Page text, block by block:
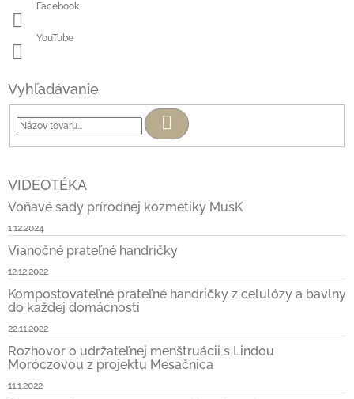
Facebook
YouTube
Vyhľadávanie
Hľadať
VIDEOTÉKA
Voňavé sady prírodnej kozmetiky MusK
1.12.2024
Vianočné prateľné handričky
12.12.2022
Kompostovateľné prateľné handričky z celulózy a bavlny
do každej domácnosti
22.11.2022
Rozhovor o udržateľnej menštruácii s Lindou
Moróczovou z projektu Mesačnica
11.1.2022